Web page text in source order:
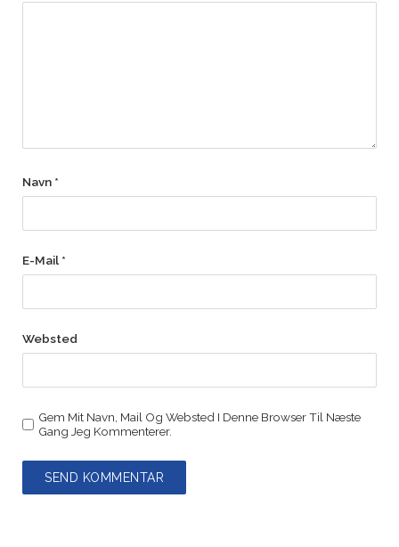
Navn *
E-Mail *
Websted
Gem Mit Navn, Mail Og Websted I Denne Browser Til Næste
Gang Jeg Kommenterer.